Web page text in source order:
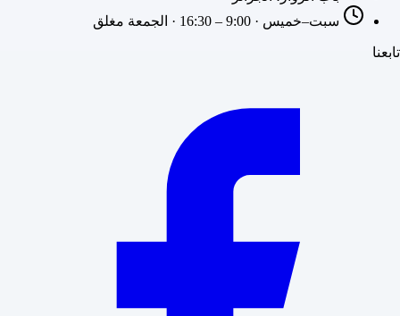
سبت–خميس · 9:00 – 16:30 · الجمعة مغلق
تابعنا